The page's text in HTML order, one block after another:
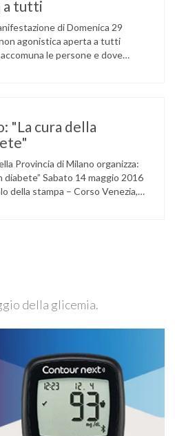
a tutti
di Domenica 29
agonistica aperta a tutti
le persone e dove
"La cura della
Provincia di Milano organizza:
diabete” Sabato 14 maggio 2016
della stampa – Corso Venezia,
della glicemia.